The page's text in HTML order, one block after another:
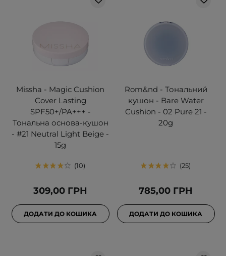
Missha - Magic Cushion
Cover Lasting
SPF50+/PA+++ -
Тональна основа-кушон
- #21 Neutral Light Beige -
15g
10
309,00 ГРН
ДОДАТИ ДО КОШИКА
Rom&nd - Тональний
кушон - Bare Water
Cushion - 02 Pure 21 -
20g
25
785,00 ГРН
ДОДАТИ ДО КОШИКА